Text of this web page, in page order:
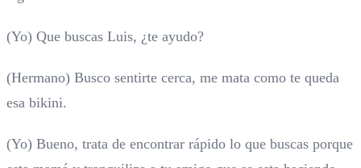
(Yo) Que buscas Luis, ¿te ayudo?
(Hermano) Busco sentirte cerca, me mata como te queda
esa bikini.
(Yo) Bueno, trata de encontrar rápido lo que buscas porque